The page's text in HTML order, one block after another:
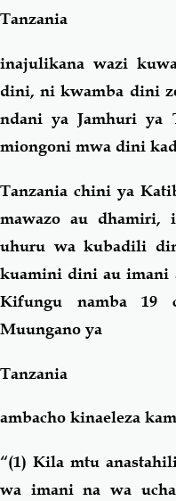
Tanzania
inajulikana wazi
dini, ni kwamba dini
ndani ya Jamhuri ya
miongoni mwa dini
Tanzania chini ya
mawazo au
uhuru wa kubadili
kuamini dini au imani
Kifungu namba 19
Muungano ya
Tanzania
ambacho kinaeleza
“(1) Kila mtu
wa imani na wa